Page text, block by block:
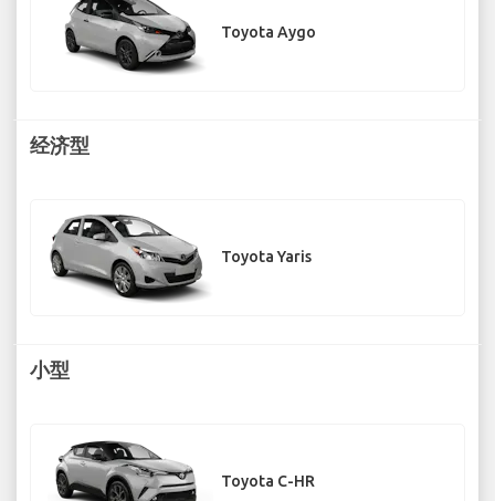
Toyota Aygo
经济型
Toyota Yaris
小型
Toyota C-HR